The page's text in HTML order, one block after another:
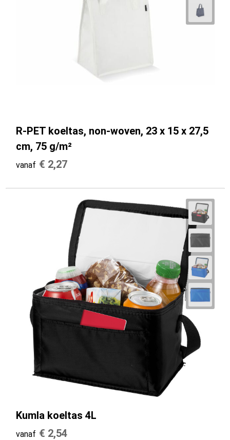
R-PET koeltas, non-woven, 23 x 15 x 27,5
cm, 75 g/m²
vanaf € 2,27
Kumla koeltas 4L
vanaf € 2,54